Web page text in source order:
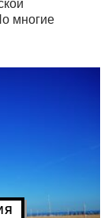
многие